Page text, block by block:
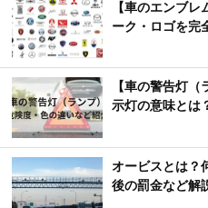
【車のエンブ
ーク・ロゴを完
【車の警告灯
示灯の意味とは
オービスとは？
後の罰金など解